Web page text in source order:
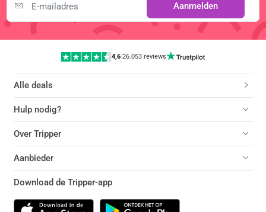
Aanmelden
4,6 |26.053 reviews
Alle deals
Hulp nodig?
Over Tripper
Aanbieder
Download de Tripper-app